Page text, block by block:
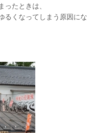
たときは、
るくなってしまう原因にな